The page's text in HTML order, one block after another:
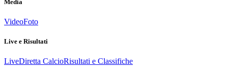
Media
VideoFoto
Live e Risultati
LiveDiretta CalcioRisultati e Classifiche